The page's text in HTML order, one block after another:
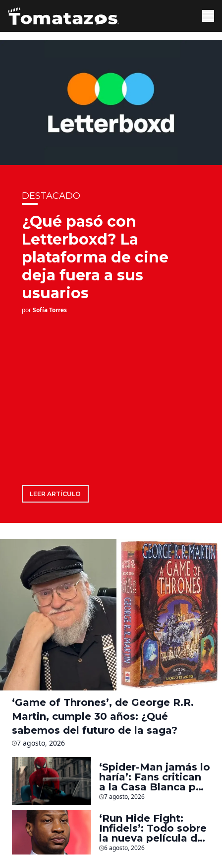
DESTACADO
¿Qué pasó con
Letterboxd? La
plataforma de cine
deja fuera a sus
usuarios
porSofía Torres
LEER ARTÍCULO
‘Game of Thrones’, de George R.R.
Martin, cumple 30 años: ¿Qué
sabemos del futuro de la saga?
7 agosto, 2026
‘Spider-Man jamás lo
haría’: Fans critican
a la Casa Blanca por
usar al héroe para
deportaciones
7 agosto, 2026
‘Run Hide Fight:
Infidels’: Todo sobre
la nueva película de
Jonathan Majors en
6 agosto, 2026